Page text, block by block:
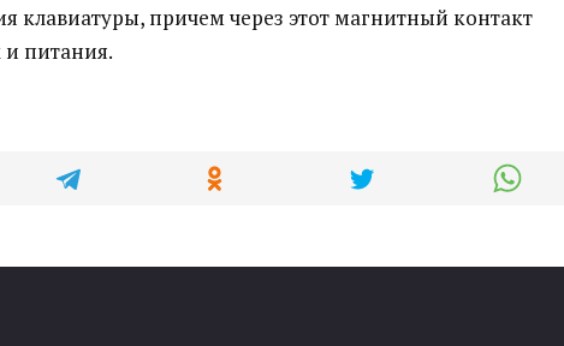
клавиатуры, причем через этот магнитный контакт
питания.